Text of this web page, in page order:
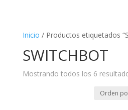
Inicio / Productos etiquetados
SWITCHBOT
Mostrando todos los 6